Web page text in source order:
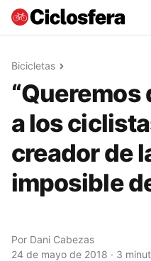
Bicicletas
a los
creador de
imposible
Por Dani Cabezas
24 de mayo de 2018 · 3